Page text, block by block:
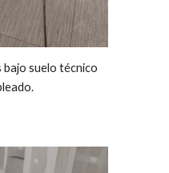
bajo suelo técnico